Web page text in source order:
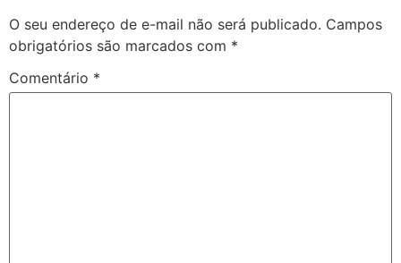
O seu endereço de e-mail não será publicado. Campos
obrigatórios são marcados com *
Comentário *